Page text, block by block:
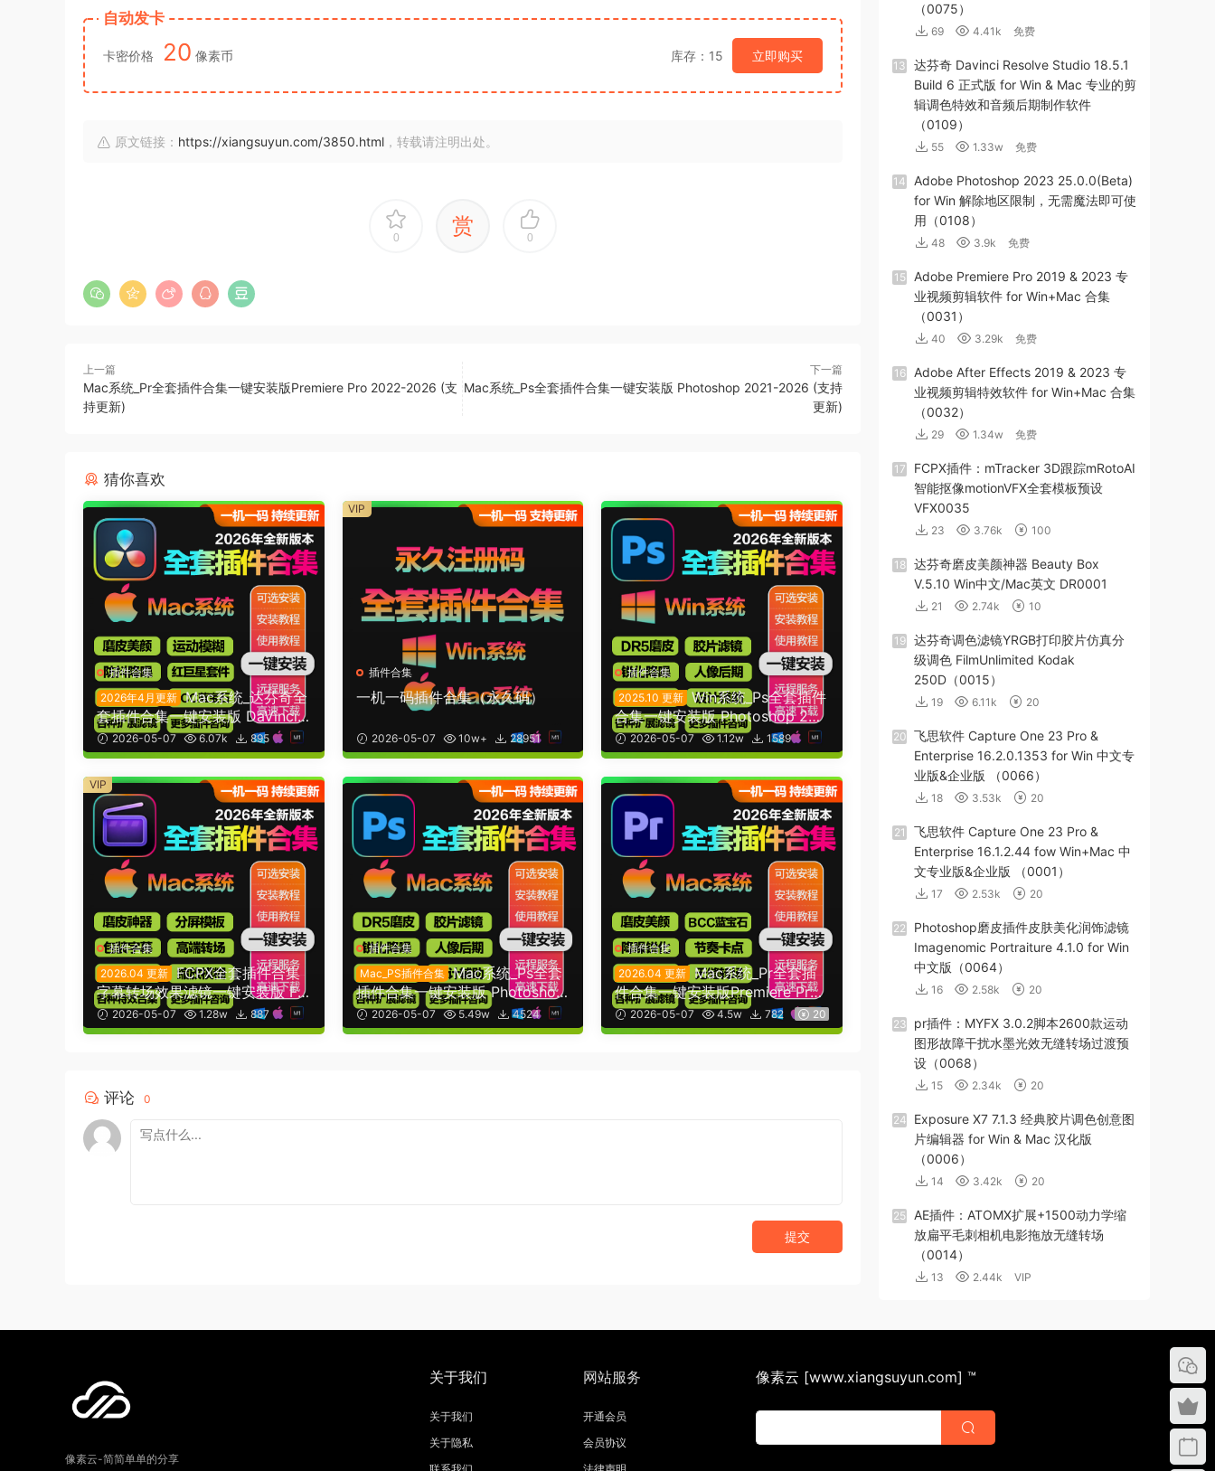
自动发卡
卡密价格 20 像素币 库存：15 立即购买
原文链接： https://xiangsuyun.com/3850.html ，转载请注明出处。
0 赏 0
上一篇
Mac系统_Pr全套插件合集一键安装版Premiere Pro 2022-2026 (支
持更新)
下一篇
Mac系统_Ps全套插件合集一键安装版 Photoshop 2021-2026 (支持
更新)
猜你喜欢
插件合集
2026年4月更新 Mac系统_达芬奇全
套插件合集一键安装版 DaVinci
Resolve 18-21
2026-05-07 6.07k
895
20
插件合集
一机一码插件合集（永久码）
2026-05-07 10w+
28951
40
VIP
插件合集
2025.10 更新
Win系统_Ps全套插件
合集一键安装版 Photoshop 201
7-2026 (支持更新)
2026-05-07 1.12w
1589
20
插件合集
2026.04 更新
FCPX全套插件合集
字幕转场效果滤镜一键安装版 Fia
nl Cut Pro 10.6.0+ (支持更新)
2026-05-07 1.28w
887
20
VIP
插件合集
Mac_PS插件合集 Mac系统_Ps全套
插件合集一键安装版 Photoshop
2021-2026 (支持更新)
2026-05-07 5.49w
4524
20
插件合集
2026.04 更新
Mac系统_Pr全套插
件合集一键安装版Premiere Pro
2022-2026 (支持更新)
2026-05-07 4.5w 782 20
评论 0
提交
（0075）
69 4.41k 免费
13
达芬奇 Davinci Resolve Studio 18.5.1
Build 6 正式版 for Win & Mac 专业的剪
辑调色特效和音频后期制作软件
（0109）
55 1.33w 免费
14
Adobe Photoshop 2023 25.0.0(Beta)
for Win 解除地区限制，无需魔法即可使
用（0108）
48 3.9k 免费
15
Adob​​e Premiere Pro 2019 & 2023 专
业视频剪辑软件 for Win+Mac 合集
（0031）
40 3.29k 免费
16
Adobe After Effects 2019 & 2023 专
业视频剪辑特效软件 for Win+Mac 合集
（0032）
29 1.34w 免费
17
FCPX插件：mTracker 3D跟踪mRotoAI
智能抠像motionVFX全套模板预设
VFX0035
23 3.76k 100
18
达芬奇磨皮美颜神器 Beauty Box
V.5.10 Win中文/Mac英文 DR0001
21 2.74k 10
19
达芬奇调色滤镜YRGB打印胶片仿真分
级调色 FilmUnlimited Kodak
250D（0015）
19 6.11k 20
20 飞思软件 Capture One 23 Pro &
Enterprise 16.2.0.1353 for Win 中文专
业版&企业版 （0066）
18 3.53k 20
21
飞思软件 Capture One 23 Pro &
Enterprise 16.1.2.44 fow Win+Mac 中
文专业版&企业版 （0001）
17 2.53k 20
22
Photoshop磨皮插件皮肤美化润饰滤镜
Imagenomic Portraiture 4.1.0 for Win
中文版（0064）
16 2.58k 20
23
pr插件：MYFX 3.0.2脚本2600款运动
图形故障干扰水墨光效无缝转场过渡预
设（0068）
15 2.34k 20
24
Exposure X7 7.1.3 经典胶片调色创意图
片编辑器 for Win & Mac 汉化版
（0006）
14 3.42k 20
25
AE插件：ATOMX扩展+1500动力学缩
放扁平毛刺相机电影拖放无缝转场
（0014）
13 2.44k VIP
像素云-简简单单的分享
关于我们
关于我们
关于隐私
网站服务
开通会员
会员协议
像素云 [www.xiangsuyun.com] ™